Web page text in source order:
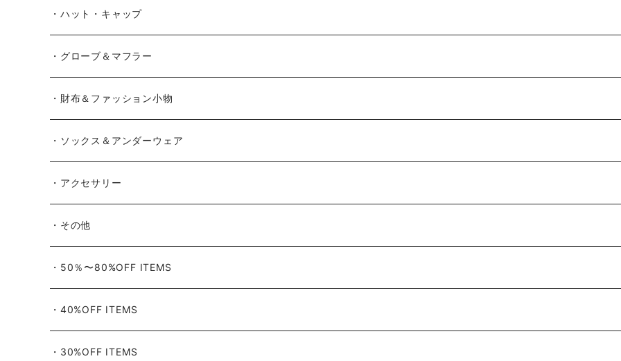
Bass Pro Shops
BATTLE LAKE
Barbour
BAYSIDE
BELSTAFF
BIG BILL
WORKERS BIGDAY
BHADUR
Bills KHAKIS
カーディガン
パーカー
ツナギ
ジャージ・スウェット
ハーフパンツ・ショートパンツ
リュック・バックパック
ボストンバッグ・ダッフルバッグ
ヒップバッグ・ファニーパック
ブリーフケース
ツールバッグ
スニーカー
サンダル
その他シューズ
シュー用品
・ハット・キャップ
・グローブ＆マフラー
・財布＆ファッション小物
・ソックス＆アンダーウェア
・アクセサリー
バングル・ブレスレット
リング
ネックレス・ペンダント
ピンズ・ブローチ
・その他
ヴィンテージ
アウトドア用品
ナバホラグ・ビンテージラグ
・50％〜80%OFF ITEMS
・40%OFF ITEMS
・30%OFF ITEMS